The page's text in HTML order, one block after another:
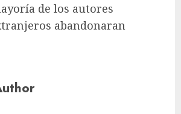
de los autores
abandonaran